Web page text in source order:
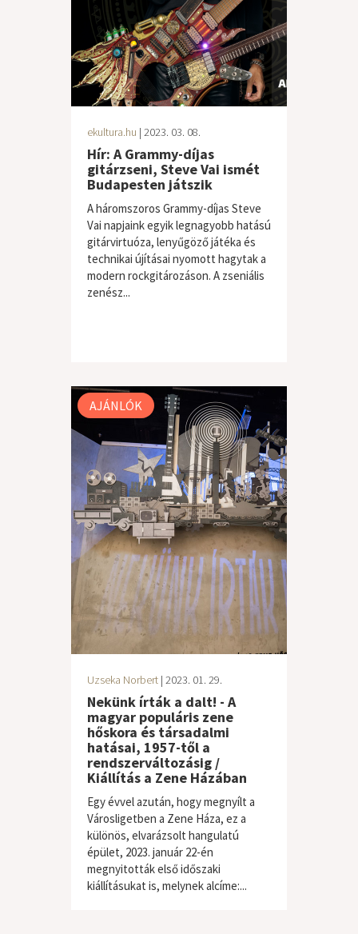
ekultura.hu | 2023. 03. 08.
Hír: A Grammy-díjas
gitárzseni, Steve Vai ismét
Budapesten játszik
A háromszoros Grammy-díjas Steve
Vai napjaink egyik legnagyobb hatású
gitárvirtuóza, lenyűgöző játéka és
technikai újításai nyomott hagytak a
modern rockgitározáson. A zseniális
zenész...
AJÁNLÓK
Uzseka Norbert | 2023. 01. 29.
Nekünk írták a dalt! - A
magyar populáris zene
hőskora és társadalmi
hatásai, 1957-től a
rendszerváltozásig /
Kiállítás a Zene Házában
Egy évvel azután, hogy megnyílt a
Városligetben a Zene Háza, ez a
különös, elvarázsolt hangulatú
épület, 2023. január 22-én
megnyitották első időszaki
kiállításukat is, melynek alcíme:...
elektronikus / pop,kiállítás